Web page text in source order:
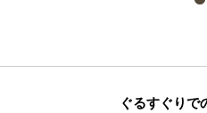
ぐるすぐりで